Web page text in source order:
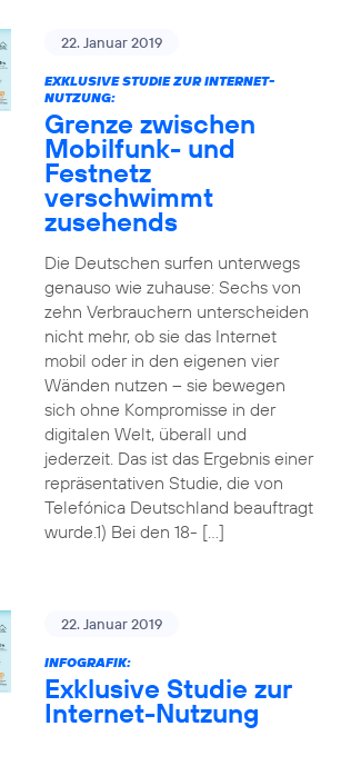
22. Januar 2019
EXKLUSIVE STUDIE ZUR INTERNET-
NUTZUNG:
Grenze zwischen
Mobilfunk- und
Festnetz
verschwimmt
zusehends
Die Deutschen surfen unterwegs
genauso wie zuhause: Sechs von
zehn Verbrauchern unterscheiden
nicht mehr, ob sie das Internet
mobil oder in den eigenen vier
Wänden nutzen – sie bewegen
sich ohne Kompromisse in der
digitalen Welt, überall und
jederzeit. Das ist das Ergebnis einer
repräsentativen Studie, die von
Telefónica Deutschland beauftragt
wurde.1) Bei den 18- […]
22. Januar 2019
INFOGRAFIK:
Exklusive Studie zur
Internet-Nutzung